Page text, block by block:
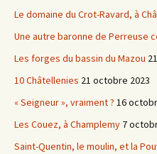
Le domaine du Crot-Ravard, à
Une autre baronne de Perreuse
Les forges du bassin du Mazou
10 Châtellenies 21 octobre 2023
« Seigneur », vraiment ? 16
Les Couez, à Champlemy 7
Saint-Quentin, le moulin, et la